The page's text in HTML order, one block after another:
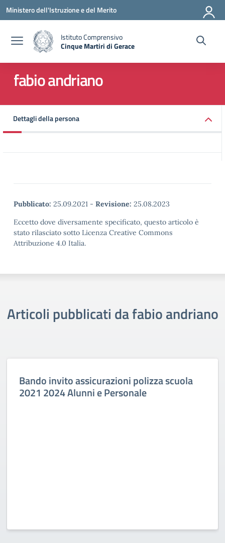
Vai ai contenuti
Vai al menu di navigazione
Vai al footer
Ministero dell'Istruzione e del Merito
Istituto Comprensivo
Cinque Martiri di Gerace
fabio andriano
Dettagli della persona
Pubblicato: 25.09.2021 - Revisione: 25.08.2023
Eccetto dove diversamente specificato, questo articolo è
stato rilasciato sotto Licenza Creative Commons
Attribuzione 4.0 Italia.
Articoli pubblicati da fabio andriano
Bando invito assicurazioni polizza scuola
2021 2024 Alunni e Personale